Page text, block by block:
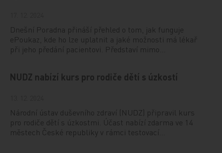
Dnešní Poradna přináší přehled o tom, jak funguje
ePoukaz, kde ho lze uplatnit a jaké možnosti má lékař
při jeho předání pacientovi. Představí mimo…
NUDZ nabízí kurs pro rodiče dětí s úzkostí
Národní ústav duševního zdraví (NUDZ) připravil kurs
pro rodiče dětí s úzkostmi. Účast nabízí zdarma ve 14
městech České republiky v rámci testovací…